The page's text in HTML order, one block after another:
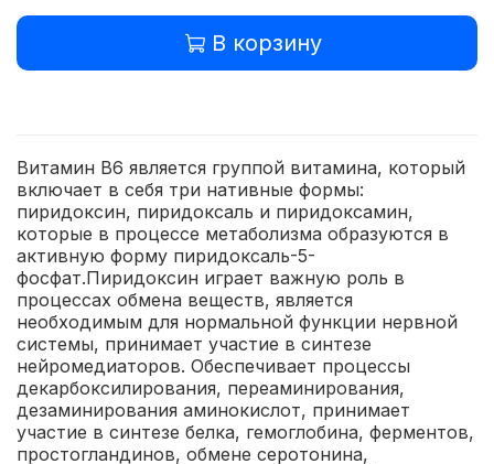
В корзину
Витамин В6 является группой витамина, который
включает в себя три нативные формы:
пиридоксин, пиридоксаль и пиридоксамин,
которые в процессе метаболизма образуются в
активную форму пиридоксаль-5-
фосфат.Пиридоксин играет важную роль в
процессах обмена веществ, является
необходимым для нормальной функции нервной
системы, принимает участие в синтезе
нейромедиаторов. Обеспечивает процессы
декарбоксилирования, переаминирования,
дезаминирования аминокислот, принимает
участие в синтезе белка, гемоглобина, ферментов,
простогландинов, обмене серотонина,